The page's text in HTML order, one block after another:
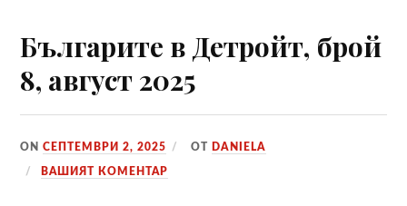
Българите в Детройт, брой
8, август 2025
ONСЕПТЕМВРИ 2, 2025 ОТ DANIELA
ВАШИЯТ КОМЕНТАР